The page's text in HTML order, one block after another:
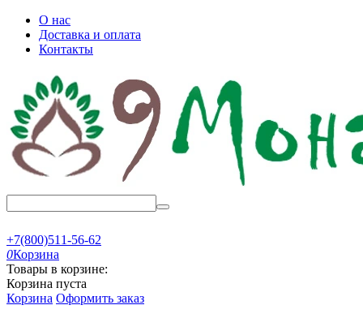
О нас
Доставка и оплата
Контакты
+7(800)511-56-62
0Корзина
Товары в корзине:
Корзина пуста
Корзина Оформить заказ